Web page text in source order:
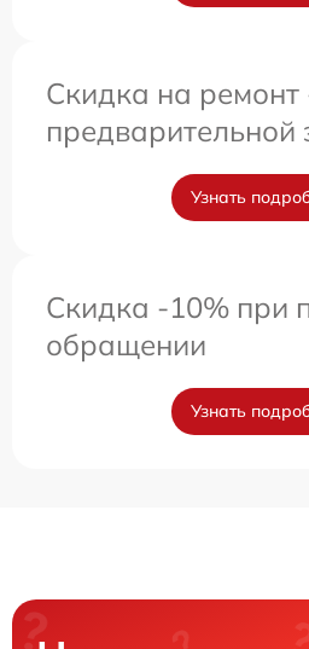
Скидка на ремонт
предварительной
Узнать
Скидка -10% при
обращении
Узнать